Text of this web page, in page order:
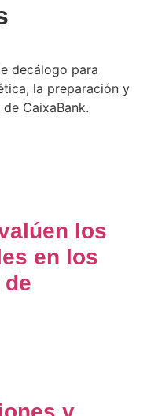
decálogo para
la preparación y
CaixaBank.
los
en los